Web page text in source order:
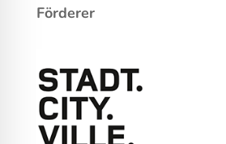
Förderer